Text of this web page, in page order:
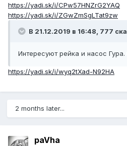
https://yadi.sk/i/CPw57HNZrG2YAQ
https://yadi.sk/i/ZGwZmSgLTat9zw
В 21.12.2019 в 16:48, 777
Интересуют рейка и насос
https://yadi.sk/i/wyq2tXad-N92HA
2 months later...
paVha